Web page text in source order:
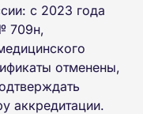
с 2023 года
709н,
отменены,
аккредитации.